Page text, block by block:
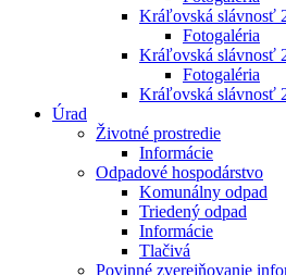
Kráľovská slávnosť
Fotogaléria
Kráľovská slávnosť
Fotogaléria
Kráľovská slávnosť
Úrad
Životné prostredie
Informácie
Odpadové hospodárstvo
Komunálny odpad
Triedený odpad
Informácie
Tlačivá
Povinné zverejňovanie